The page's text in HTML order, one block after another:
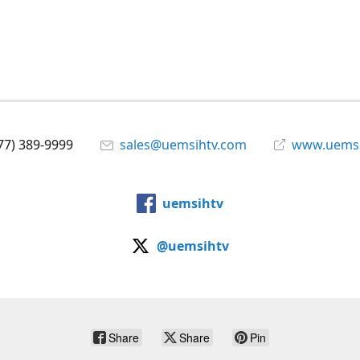
389-9999 sales@uemsihtv.com
uemsihtv
@uemsihtv
Share Share Pin